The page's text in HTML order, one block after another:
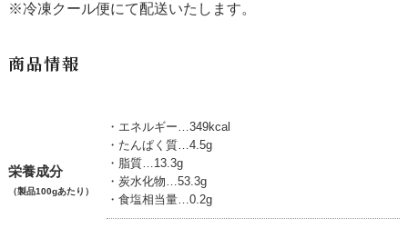
※冷凍クール便にて配送いたします。
商品情報
栄養成分
（製品100gあたり）
・エネルギー…349kcal
・たんぱく質…4.5g
・脂質…13.3g
・炭水化物…53.3g
・食塩相当量…0.2g